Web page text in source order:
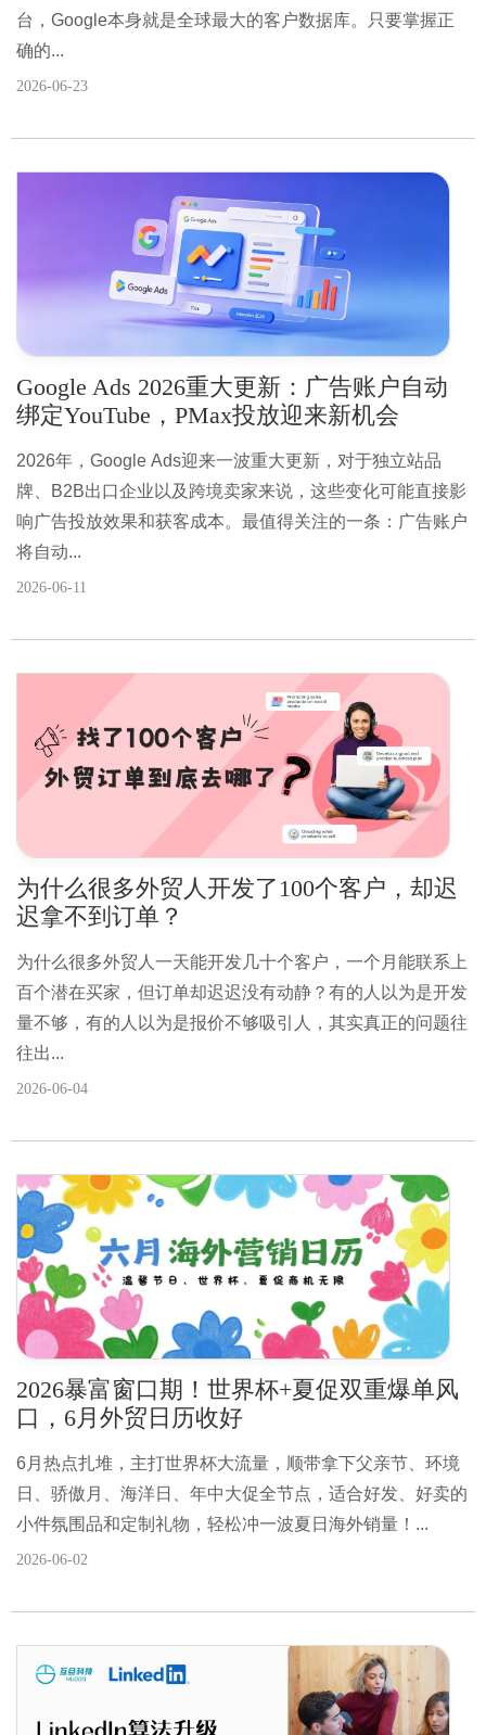
台，Google本身就是全球最大的客户数据库。只要掌握正
确的...
2026-06-23
Google Ads 2026重大更新：广告账户自动
绑定YouTube，PMax投放迎来新机会
2026年，Google Ads迎来一波重大更新，对于独立站品
牌、B2B出口企业以及跨境卖家来说，这些变化可能直接影
响广告投放效果和获客成本。最值得关注的一条：广告账户
将自动...
2026-06-11
为什么很多外贸人开发了100个客户，却迟
迟拿不到订单？
为什么很多外贸人一天能开发几十个客户，一个月能联系上
百个潜在买家，但订单却迟迟没有动静？有的人以为是开发
量不够，有的人以为是报价不够吸引人，其实真正的问题往
往出...
2026-06-04
2026暴富窗口期！世界杯+夏促双重爆单风
口，6月外贸日历收好
6月热点扎堆，主打世界杯大流量，顺带拿下父亲节、环境
日、骄傲月、海洋日、年中大促全节点，适合好发、好卖的
小件氛围品和定制礼物，轻松冲一波夏日海外销量！...
2026-06-02